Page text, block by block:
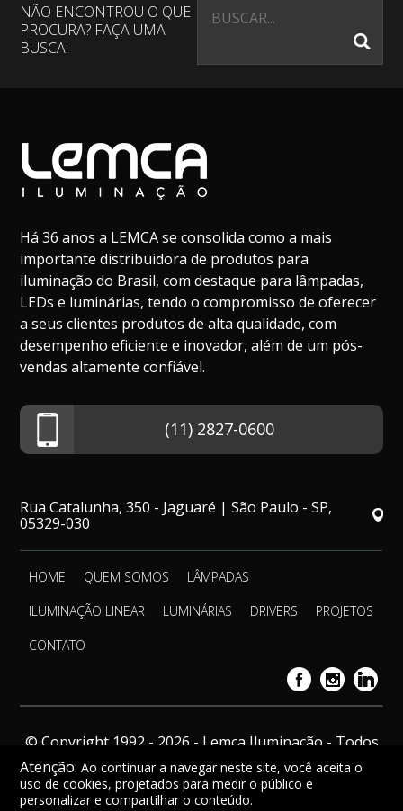
NÃO ENCONTROU O QUE
PROCURA? FAÇA UMA
BUSCA:
Há 36 anos a LEMCA se consolida como a mais
importante distribuidora de produtos para
iluminação do Brasil, com destaque para lâmpadas,
LEDs e luminárias, tendo o compromisso de oferecer
a seus clientes produtos de alta qualidade, com
desempenho eficiente e inovador, além de um pós-
vendas altamente confiável.
(11) 2827-0600
Rua Catalunha, 350 - Jaguaré | São Paulo - SP,
05329-030
HOME QUEM SOMOS
LÂMPADAS
ILUMINAÇÃO LINEAR
LUMINÁRIAS DRIVERS
PROJETOS
CONTATO
© Copyright 1992 - 2026 - Lemca Iluminação - Todos
Atenção: Ao continuar a navegar neste site, você aceita o
uso de cookies, projetados para medir o público e
personalizar e compartilhar o conteúdo.